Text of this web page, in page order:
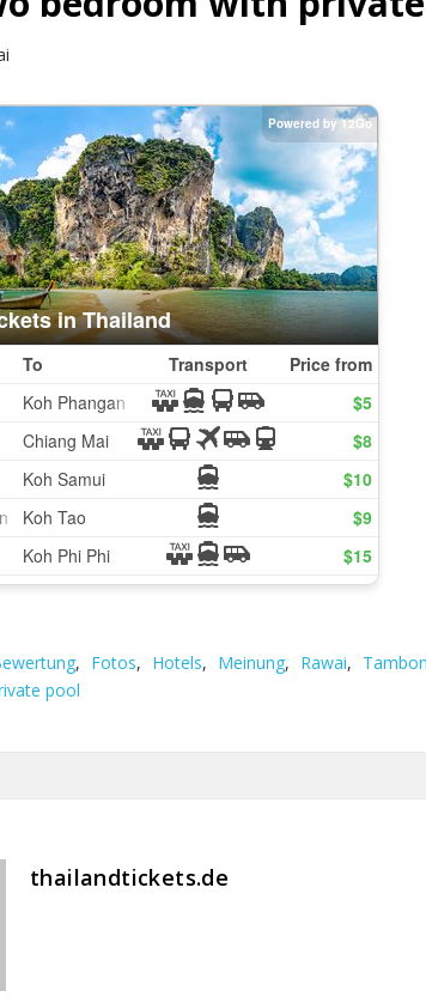
, Fotos, Hotels, Meinung, Rawai,
pool
thailandtickets.de